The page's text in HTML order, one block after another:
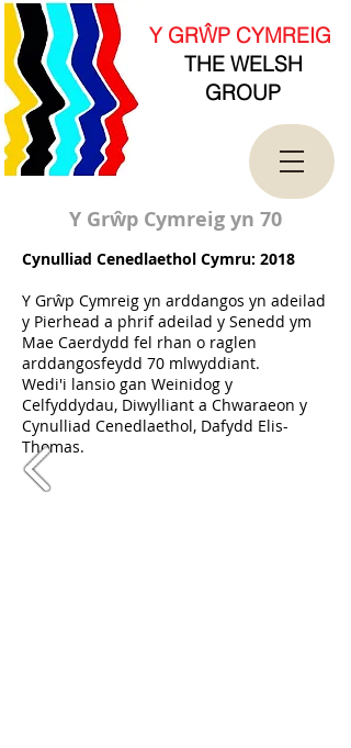
new Date().getTime(),event:'gtm.js'});var
f=d.getElementsByTagName(s)[0],
j=d.createElement(s),dl=l!='dataLayer'?'&l='+l:'';j.asy
nc=true;j.src=
'https://www.googletagmanager.com/gtm.js?
id='+i+dl;f.parentNode.insertBefore(j,f);
})(window,document,'script','dataLayer','GTM-
T4QK2CJ');</script>
<!-- End Google Tag Manager -->
Y GRŴP CYMREIG
THE WELSH
GROUP
Y Grŵp Cymreig yn 70
Cynulliad Cenedlaethol Cymru: 2018
Y Grŵp Cymreig yn arddangos yn adeilad
y Pierhead a phrif adeilad y Senedd ym
Mae Caerdydd fel rhan o raglen
arddangosfeydd 70 mlwyddiant.
Wedi'i lansio gan Weinidog y
Celfyddydau, Diwylliant a Chwaraeon y
Cynulliad Cenedlaethol, Dafydd Elis-
Thomas.